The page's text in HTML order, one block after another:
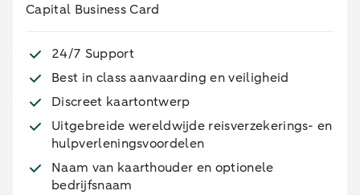
Capital Business Card
24/7 Support
Best in class aanvaarding en veiligheid
Discreet kaartontwerp
Uitgebreide wereldwijde reisverzekerings- en
hulpverleningsvoordelen
Naam van kaarthouder en optionele
bedrijfsnaam